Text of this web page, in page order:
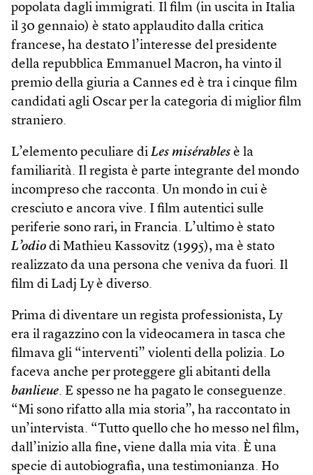
popolata dagli immigrati. Il film (in uscita in Italia
il 30 gennaio) è stato applaudito dalla critica
francese, ha destat0 l’interesse del presidente
della repubblica Emmanuel Macron, ha vinto il
premio della giuria a Cannes ed è tra i cinque film
candidati agli Oscar per la categoria di miglior film
straniero.
L’elemento peculiare di Les misérables è la
familiarità. Il regista è parte integrante del mondo
incompreso che racconta. Un mondo in cui è
cresciuto e ancora vive. I film autentici sulle
periferie sono rari, in Francia. L’ultimo è stato
L’odio di Mathieu Kassovitz (1995), ma è stato
realizzato da una persona che veniva da fuori. Il
film di Ladj Ly è diverso.
Prima di diventare un regista professionista, Ly
era il ragazzino con la videocamera in tasca che
filmava gli “interventi” violenti della polizia. Lo
faceva anche per proteggere gli abitanti della
banlieue. E spesso ne ha pagato le conseguenze.
“Mi sono rifatto alla mia storia”, ha raccontato in
un’intervista. “Tutto quello che ho messo nel film,
dall’inizio alla fine, viene dalla mia vita. È una
specie di autobiografia, una testimonianza. Ho